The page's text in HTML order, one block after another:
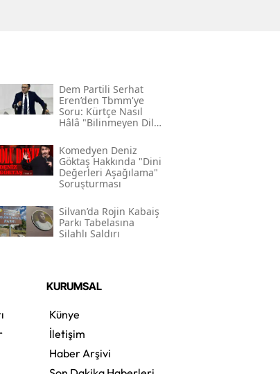
Dem Partili Serhat
Eren’den Tbmm'ye
Soru: Kürtçe Nasıl
Hâlâ "bilinmeyen Dil"
Gerekçesi Nedir?"
Komedyen Deniz
Göktaş Hakkında "dini
Değerleri Aşağılama"
Soruşturması
Silvan’da Rojin Kabaiş
Parkı Tabelasına
Silahlı Saldırı
KURUMSAL
Künye
İletişim
Haber Arşivi